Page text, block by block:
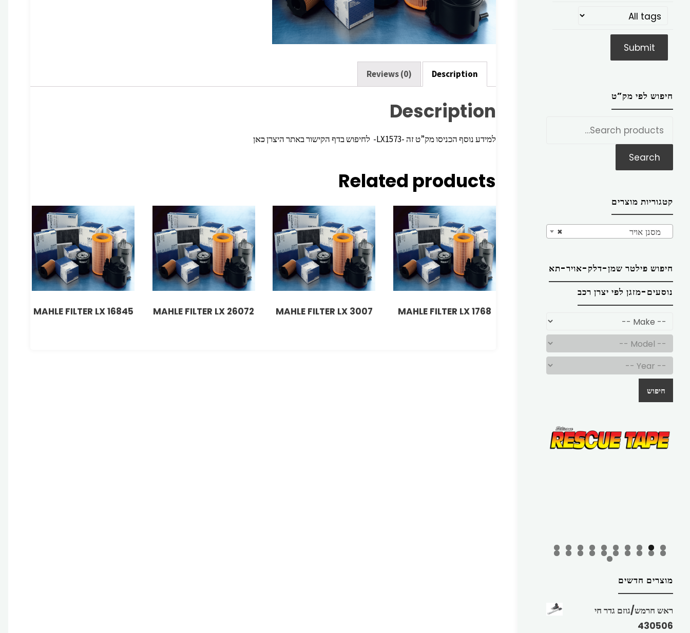
Description
Reviews (0)
Description
למידע נוסף הכניסו מק”ט זה -LX1573- לחיפוש בדף הקישור באתר היצרן כאן
Related products
MAHLE FILTER LX 1768
MAHLE FILTER LX 3007
MAHLE FILTER LX 26072
MAHLE FILTER LX 16845
חיפוש לפי מק”ט
Search
קטגוריות מוצרים
× מסנן אויר
חיפוש פילטר שמן-דלק-אויר-תא
נוסעים-מזגן לפי יצרן רכב
חיפוש
מוצרים חדשים
ראש חרמש/גוזם גדר חי
430506